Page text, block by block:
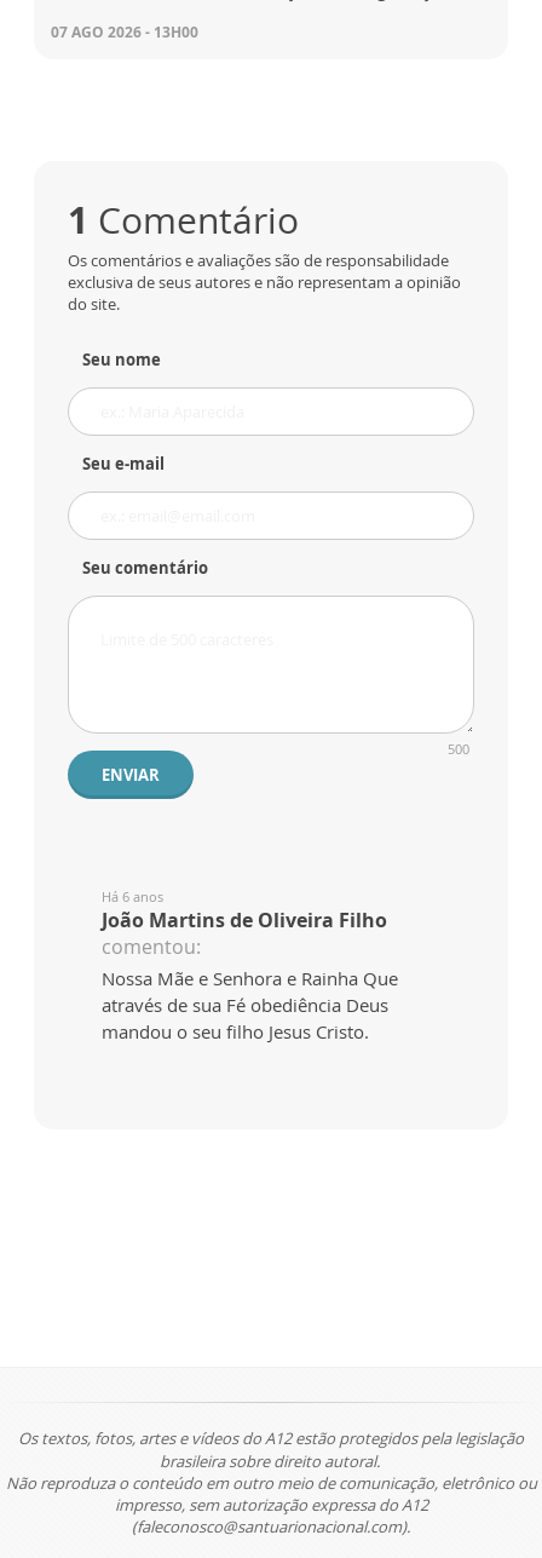
07 AGO 2026 - 13H00
1 Comentário
Os comentários e avaliações são de responsabilidade
exclusiva de seus autores e não representam a opinião
do site.
Seu nome
Seu e-mail
Seu comentário
500
ENVIAR
Há 6 anos
João Martins de Oliveira Filho
comentou:
Nossa Mãe e Senhora e Rainha Que
através de sua Fé obediência Deus
mandou o seu filho Jesus Cristo.
Os textos, fotos, artes e vídeos do A12 estão protegidos pela legislação
brasileira sobre direito autoral.
Não reproduza o conteúdo em outro meio de comunicação, eletrônico ou
impresso, sem autorização expressa do A12
(faleconosco@santuarionacional.com).